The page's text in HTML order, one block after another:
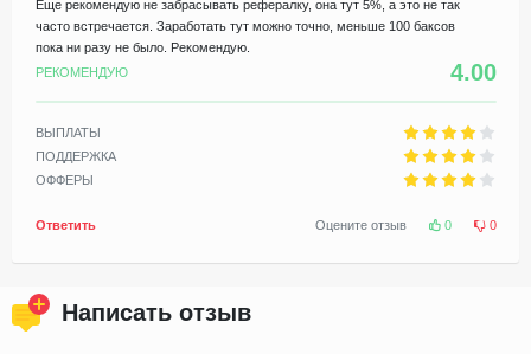
Еще рекомендую не забрасывать рефералку, она тут 5%, а это не так
часто встречается. Заработать тут можно точно, меньше 100 баксов
пока ни разу не было. Рекомендую.
РЕКОМЕНДУЮ
4.00
ВЫПЛАТЫ
ПОДДЕРЖКА
ОФФЕРЫ
Ответить Оцените отзыв 0 0
Написать отзыв